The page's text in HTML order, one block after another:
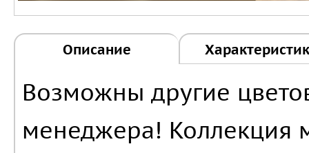
Описание
Возможны другие
менеджера! Коллекция